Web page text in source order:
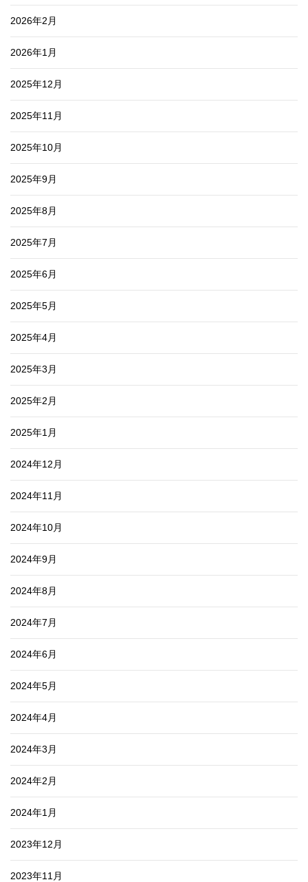
2026年2月
2026年1月
2025年12月
2025年11月
2025年10月
2025年9月
2025年8月
2025年7月
2025年6月
2025年5月
2025年4月
2025年3月
2025年2月
2025年1月
2024年12月
2024年11月
2024年10月
2024年9月
2024年8月
2024年7月
2024年6月
2024年5月
2024年4月
2024年3月
2024年2月
2024年1月
2023年12月
2023年11月